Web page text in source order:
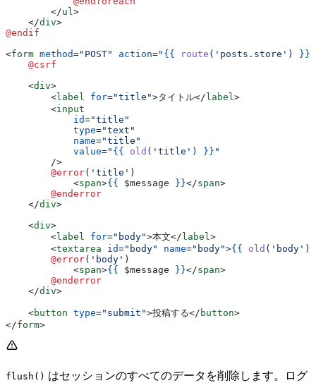
        </
ul >
    </
div>
@endif
<form method="POST" action=" {{ route ('posts.store') }}
    @csrf
    <
div>
        <
label for="title">タイトル</ label >
        <
input
            id
="title"
            type
="text"
            name
="title"
            value
=" {{ old ('title') }} "
        />
        @error
( 'title' )
            <
span>{{ $message }}</span>
        @enderror
    </
div>
    <
div>
        <
label for="body">本文</ label >
        <
textarea id="body" name="body">{{ old ( 'body' )
        @error
( 'body' )
            <
span>{{ $message }}</span>
        @enderror
    </
div>
    <
button type="submit">投稿する</ button>
</form>
flush() はセッションのすべてのデータを削除します。ログ